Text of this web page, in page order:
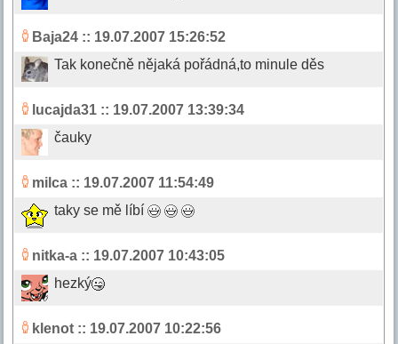
Baja24 :: 19.07.2007 15:26:52
Tak konečně nějaká pořádná,to minule děs
lucajda31 :: 19.07.2007 13:39:34
čauky
milca :: 19.07.2007 11:54:49
taky se mě líbí
nitka-a :: 19.07.2007 10:43:05
hezký
klenot :: 19.07.2007 10:22:56